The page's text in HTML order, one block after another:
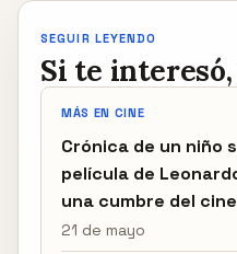
SEGUIR LEYENDO
Si te
MÁS EN CINE
Crónica de un niño
película de
una cumbre del
21 de mayo